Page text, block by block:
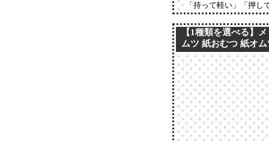
「持って軽い」「押
【1種類を選べる】
ムツ 紙おむつ 紙オ